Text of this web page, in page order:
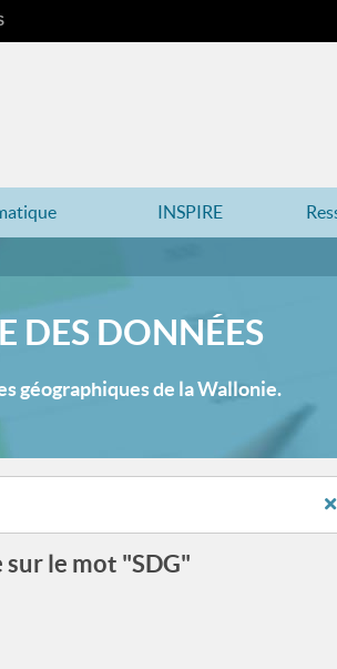
INSPIRE
DES DONNÉES
géographiques de la Wallonie.
le mot "SDG"